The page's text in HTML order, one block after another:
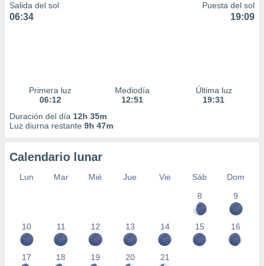
Salida del sol
06:34
Puesta del sol
19:09
Primera luz
06:12
Mediodía
12:51
Última luz
19:31
Duración del día 12h 35m
Luz diurna restante 9h 47m
Calendario lunar
Lun Mar Mié Jue Vie Sáb
Dom
8
9
10 11 12 13 14 15 16
17 18 19 20 21